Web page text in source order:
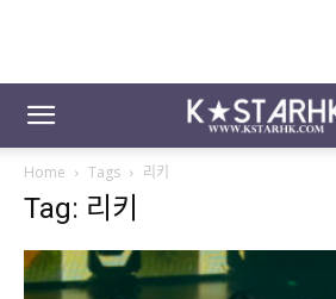
Home Tags 리키
Tag: 리키